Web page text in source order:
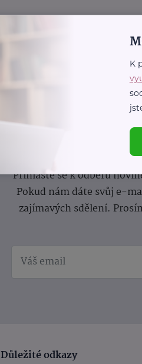
Přihlaste se k odběru
Pokud nám dáte svůj e-
zajímavých sdělení.
Důležité odkazy
K